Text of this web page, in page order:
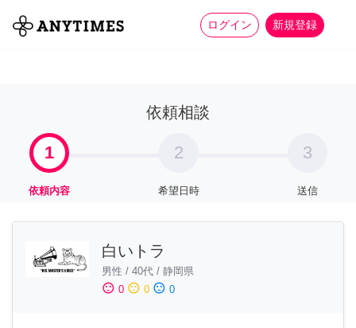
ログイン 新規登録
全て 家事 more_horiz
依頼相談
1
依頼内容
2
希望日時
3
送信
白いトラ
男性 / 40代 / 静岡県
sentiment_satisfied 0 sentiment_neutral 0 sentiment_dissatisfied 0